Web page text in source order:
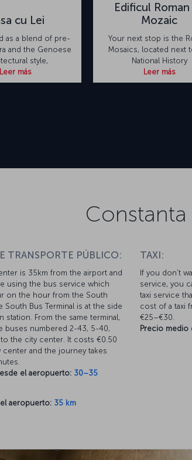
cu Lei
as a blend of pre-
and the Genoese
style,
Leer más
Edificul
Mozaic
Your next stop is the
Mosaics, located next
National History
Leer más
TRANSPORTE PÚBLICO:
is 35km from the airport and
using the bus service which
on the hour from the South
South Bus Terminal is at the side
station. From the same terminal,
buses numbered 2-43, 5-40,
to the city center. It costs €0.50
and the journey takes
el aeropuerto: 30–35
aeropuerto: 35 km
TAXI:
If you don’t
service, you
taxi service
cost of a taxi
€25–€30.
Precio medio